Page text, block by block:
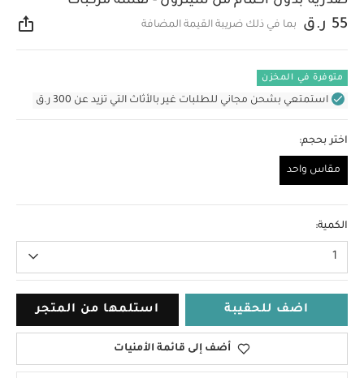
55 ر.ق بما في ذلك ضريبة القيمة المضافة
متوفرة في المخزن
استمتعي بشحن مجاني للطلبات غير بالأثاث التي تزيد عن 300 ر.ق
اختر بحجم:
مقاس واحد
الكمية:
1
اضف للحقيبة استلمها من المتجر
أضف إلى قائمة الأمنيات